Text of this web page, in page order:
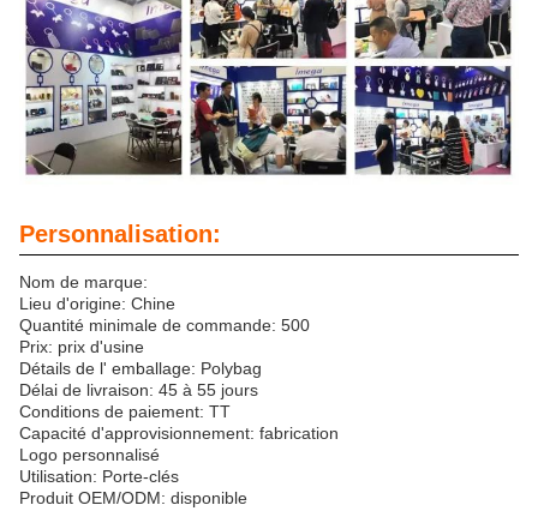
Personnalisation:
Nom de marque:
Lieu d'origine: Chine
Quantité minimale de commande: 500
Prix: prix d'usine
Détails de l' emballage: Polybag
Délai de livraison: 45 à 55 jours
Conditions de paiement: TT
Capacité d'approvisionnement: fabrication
Logo personnalisé
Utilisation: Porte-clés
Produit OEM/ODM: disponible